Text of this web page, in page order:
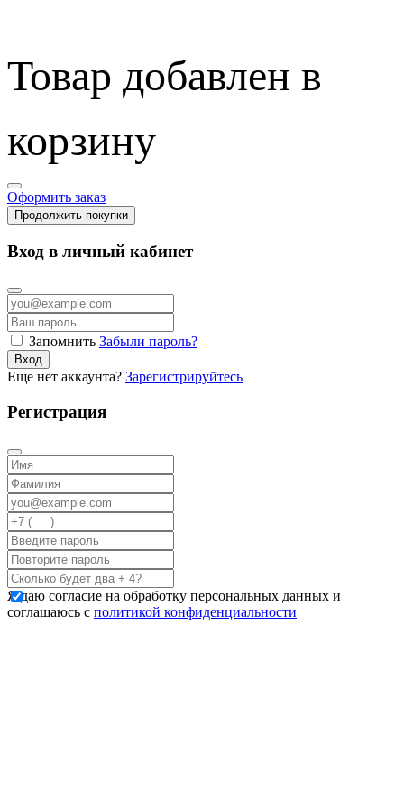
Товар добавлен в
корзину
Оформить заказ
Продолжить покупки
Вход в личный кабинет
Запомнить Забыли пароль?
Вход
Еще нет аккаунта? Зарегистрируйтесь
Регистрация
Я даю согласие на обработку персональных данных и
соглашаюсь с политикой конфиденциальности